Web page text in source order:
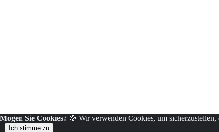
Mögen Sie Cookies? 🍪 Wir verwenden Cookies, um sicherzustellen,
Ich stimme zu